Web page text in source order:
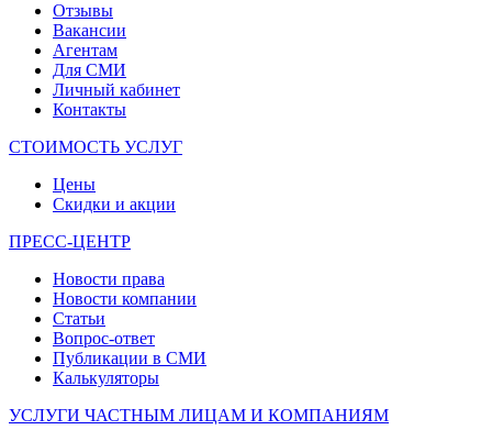
Отзывы
Вакансии
Агентам
Для СМИ
Личный кабинет
Контакты
СТОИМОСТЬ УСЛУГ
Цены
Скидки и акции
ПРЕСС-ЦЕНТР
Новости права
Новости компании
Статьи
Вопрос-ответ
Публикации в СМИ
Калькуляторы
УСЛУГИ ЧАСТНЫМ ЛИЦАМ И КОМПАНИЯМ